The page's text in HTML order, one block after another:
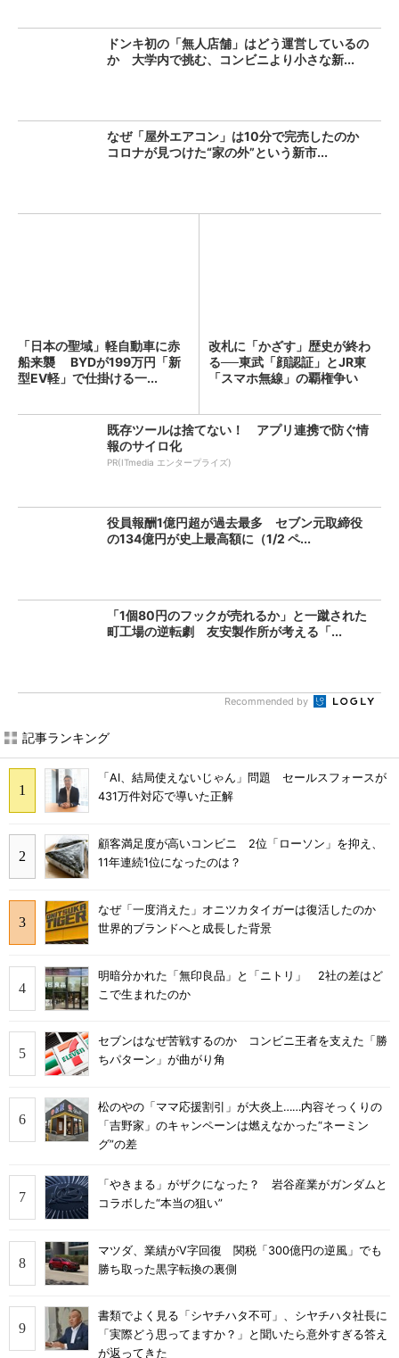
ドンキ初の「無人店舗」はどう運営しているの
か 大学内で挑む、コンビニより小さな新...
なぜ「屋外エアコン」は10分で完売したのか
コロナが見つけた“家の外”という新市...
「日本の聖域」軽自動車に赤
船来襲 BYDが199万円「新
型EV軽」で仕掛ける一...
改札に「かざす」歴史が終わ
る──東武「顔認証」とJR東
「スマホ無線」の覇権争い
既存ツールは捨てない！ アプリ連携で防ぐ情
報のサイロ化
PR(ITmedia エンタープライズ)
役員報酬1億円超が過去最多 セブン元取締役
の134億円が史上最高額に（1/2 ペ...
「1個80円のフックが売れるか」と一蹴された
町工場の逆転劇 友安製作所が考える「...
Recommended by
記事ランキング
「AI、結局使えないじゃん」問題 セールスフォースが
431万件対応で導いた正解
顧客満足度が高いコンビニ 2位「ローソン」を抑え、
11年連続1位になったのは？
なぜ「一度消えた」オニツカタイガーは復活したのか
世界的ブランドへと成長した背景
明暗分かれた「無印良品」と「ニトリ」 2社の差はど
こで生まれたのか
セブンはなぜ苦戦するのか コンビニ王者を支えた「勝
ちパターン」が曲がり角
松のやの「ママ応援割引」が大炎上……内容そっくりの
「吉野家」のキャンペーンは燃えなかった“ネーミン
グ”の差
「やきまる」がザクになった？ 岩谷産業がガンダムと
コラボした“本当の狙い”
マツダ、業績がV字回復 関税「300億円の逆風」でも
勝ち取った黒字転換の裏側
書類でよく見る「シヤチハタ不可」、シヤチハタ社長に
「実際どう思ってますか？」と聞いたら意外すぎる答え
が返ってきた